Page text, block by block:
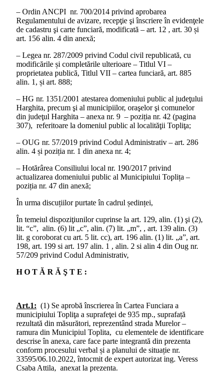
– Ordin ANCPI nr. 700/2014 privind aprobarea
Regulamentului de avizare, recepţie şi înscriere în evidenţele
de cadastru şi carte funciară, modificată – art. 12 , art. 30 și
art. 156 alin. 4 din anexă;
– Legea nr. 287/2009 privind Codul civil republicată, cu
modificările și completările ulterioare – Titlul VI –
proprietatea publică, Titlul VII – cartea funciară, art. 885
alin. 1, și art. 888;
– HG nr. 1351/2001 atestarea domeniului public al judeţului
Harghita, precum şi al municipiilor, oraşelor şi comunelor
din judeţul Harghita – anexa nr. 9 – poziția nr. 42 (pagina
307), referitoare la domeniul public al localităţii Topliţa;
– OUG nr. 57/2019 privind Codul Administrativ – art. 286
alin. 4 și poziția nr. 1 din anexa nr. 4;
– Hotărârea Consiliului local nr. 190/2017 privind
actualizarea domeniului public al Municipiului Toplița –
poziția nr. 47 din anexă;
În urma discuțiilor purtate în cadrul ședinței,
În temeiul dispoziţiunilor cuprinse la art. 129, alin. (1) şi (2),
lit. “c”, alin. (6) lit „c”, alin. (7) lit. „m”, , art. 139 alin. (3)
lit. g coroborat cu art. 5 lit. cc), art. 196 alin. (1) lit. „a”, art.
198, art. 199 si art. 197 alin. 1 , alin. 2 si alin 4 din Oug nr.
57/209 privind Codul Administrativ,
H O T Ă R Ă Ş T E :
Art.1: (1) Se aprobă înscrierea în Cartea Funciara a
municipiului Topliţa a suprafeţei de 935 mp., suprafață
rezultată din măsurători, reprezentând strada Murelor –
ramura din Municipiul Toplita, cu elementele de identificare
descrise în anexa, care face parte integrantă din prezenta
conform procesului verbal și a planului de situație nr.
33595/06.10.2022, întocmit de expert autorizat ing. Veress
Csaba Attila, anexat la prezenta.